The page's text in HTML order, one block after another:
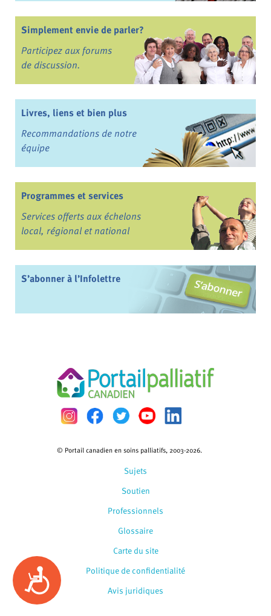
Accessibility
Simplement envie de parler?
Participez aux forums
de discussion.
Livres, liens et bien plus
Recommandations de notre
équipe
Programmes et services
Services offerts aux échelons
local, régional et national
S’abonner à l’Infolettre
Sujets
Soutien
Professionnels
Glossaire
© Portail canadien en soins palliatifs, 2003-2026.
Carte du site
Politique de confidentialité
Avis juridiques